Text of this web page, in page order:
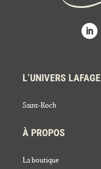
L’UNIVERS LAFAGE
Saint-Roch
À PROPOS
La boutique